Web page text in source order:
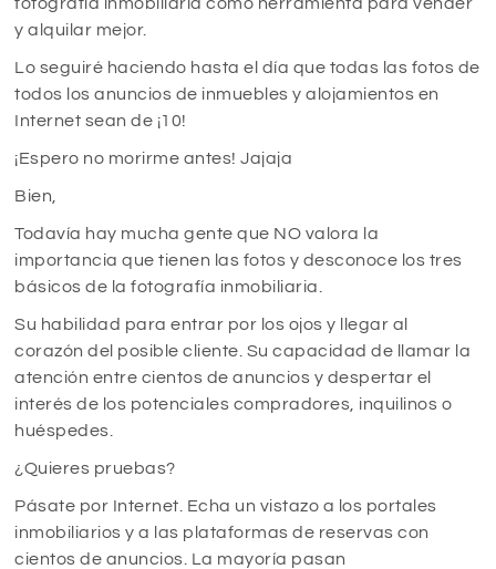
y alquilar mejor.
Lo seguiré haciendo hasta el día que todas las fotos de
todos los anuncios de inmuebles y alojamientos en
Internet sean de ¡10!
¡Espero no morirme antes! Jajaja
Bien,
Todavía hay mucha gente que NO valora la
importancia que tienen las fotos y desconoce los tres
básicos de la fotografía inmobiliaria.
Su habilidad para entrar por los ojos y llegar al
corazón del posible cliente. Su capacidad de llamar la
atención entre cientos de anuncios y despertar el
interés de los potenciales compradores, inquilinos o
huéspedes.
¿Quieres pruebas?
Pásate por Internet. Echa un vistazo a los portales
inmobiliarios y a las plataformas de reservas con
cientos de anuncios. La mayoría pasan